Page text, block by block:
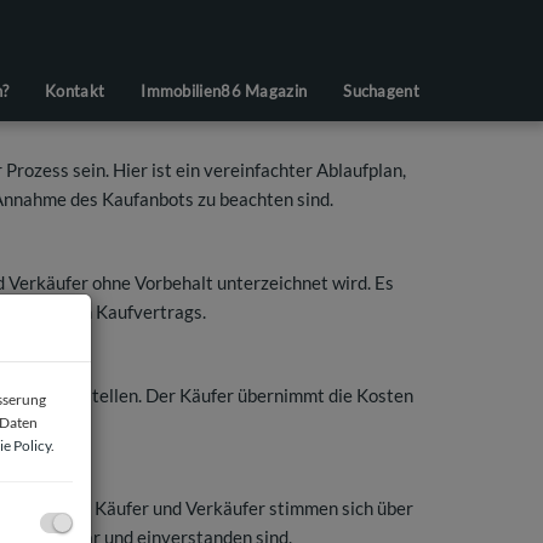
Kontakt Immobilien86 Magazin Suchagent
sein. Hier ist ein vereinfachter Ablaufplan,
des Kaufanbots zu beachten sind.
ohne Vorbehalt unterzeichnet wird. Es
Kaufvertrags.
zu erstellen. Der Käufer übernimmt die Kosten
Käufer und Verkäufer stimmen sich über
klar und einverstanden sind.
Policy.